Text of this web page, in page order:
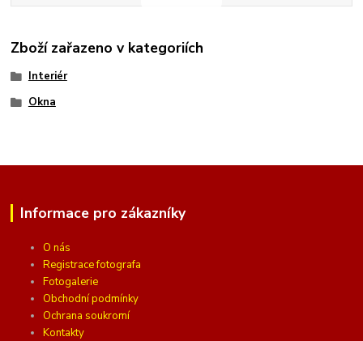
Zboží zařazeno v kategoriích
Interiér
Okna
Informace pro zákazníky
O nás
Registrace fotografa
Fotogalerie
Obchodní podmínky
Ochrana soukromí
Kontakty